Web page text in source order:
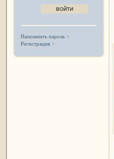
Напомнить пароль
Регистрация